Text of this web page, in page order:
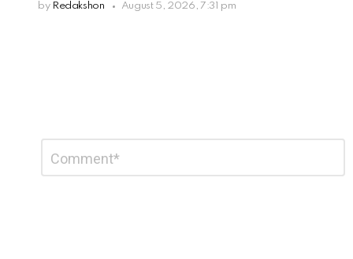
by Redakshon August 5, 2026, 7:31 pm
Reply